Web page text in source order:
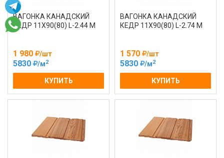
ВАГОНКА КАНАДСКИЙ
КЕДР 11Х90(80) L-2.44 М
1 980 /шт
5830 /м2
КУПИТЬ
ВАГОНКА КАНАДСКИЙ
КЕДР 11Х90(80) L-2.74 М
1 570 /шт
5830 /м2
КУПИТЬ